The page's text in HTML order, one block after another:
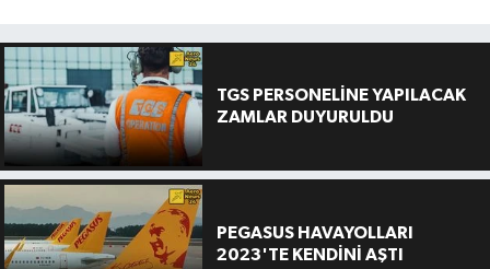
TGS PERSONELİNE YAPILACAK
ZAMLAR DUYURULDU
PEGASUS HAVAYOLLARI
2023'TE KENDİNİ AŞTI